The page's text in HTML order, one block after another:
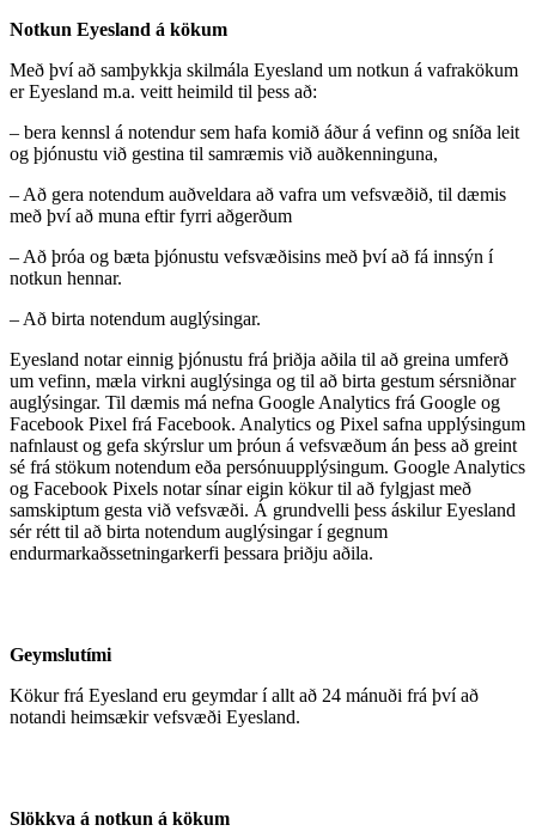
Notkun Eyesland á kökum
Með því að samþykkja skilmála Eyesland um notkun á vafrakökum
er Eyesland m.a. veitt heimild til þess að:
– bera kennsl á notendur sem hafa komið áður á vefinn og sníða leit
og þjónustu við gestina til samræmis við auðkenninguna,
– Að gera notendum auðveldara að vafra um vefsvæðið, til dæmis
með því að muna eftir fyrri aðgerðum
– Að þróa og bæta þjónustu vefsvæðisins með því að fá innsýn í
notkun hennar.
– Að birta notendum auglýsingar.
Eyesland notar einnig þjónustu frá þriðja aðila til að greina umferð
um vefinn, mæla virkni auglýsinga og til að birta gestum sérsniðnar
auglýsingar. Til dæmis má nefna Google Analytics frá Google og
Facebook Pixel frá Facebook. Analytics og Pixel safna upplýsingum
nafnlaust og gefa skýrslur um þróun á vefsvæðum án þess að greint
sé frá stökum notendum eða persónuupplýsingum. Google Analytics
og Facebook Pixels notar sínar eigin kökur til að fylgjast með
samskiptum gesta við vefsvæði. Á grundvelli þess áskilur Eyesland
sér rétt til að birta notendum auglýsingar í gegnum
endurmarkaðssetningarkerfi þessara þriðju aðila.
Geymslutími
Kökur frá Eyesland eru geymdar í allt að 24 mánuði frá því að
notandi heimsækir vefsvæði Eyesland.
Slökkva á notkun á kökum